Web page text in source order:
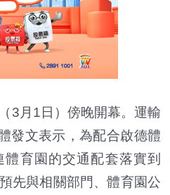
3月1日）傍晚開幕。運輸
發文表示，為配合啟德體
育園的交通配套落實到
先與相關部門、體育園公